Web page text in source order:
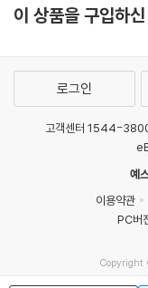
[LP]
이 상품을 구입하
로그인
고객센터 1544-
예
이용약관
PC버
Copyright